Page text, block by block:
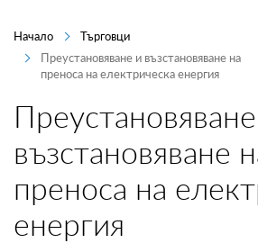
КЛИЕНТИ
ПРОИЗВОДИТЕЛИ
ТЪРГОВЦИ
ТЪРГОВЕ И ПРОДАЖБИ
MYENERGO-PRO
Начало
Търговци
Преустановяване и възстановяване на
преноса на електрическа енергия
възстановяване
преноса на
енергия